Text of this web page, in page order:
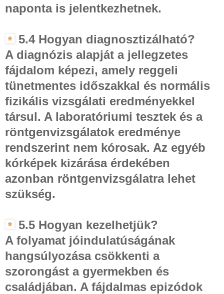
naponta is jelentkezhetnek.
5.4 Hogyan diagnosztizálható?
A diagnózis alapját a jellegzetes
fájdalom képezi, amely reggeli
tünetmentes időszakkal és normális
fizikális vizsgálati eredményekkel
társul. A laboratóriumi tesztek és a
röntgenvizsgálatok eredménye
rendszerint nem kórosak. Az egyéb
kórképek kizárása érdekében
azonban röntgenvizsgálatra lehet
szükség.
5.5 Hogyan kezelhetjük?
A folyamat jóindulatúságának
hangsúlyozása csökkenti a
szorongást a gyermekben és
családjában. A fájdalmas epizódok